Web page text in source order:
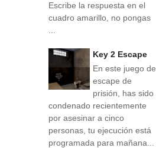
Escribe la respuesta en el
cuadro amarillo, no pongas
...
Key 2 Escape
En este juego de
escape de
prisión, has sido
condenado recientemente
por asesinar a cinco
personas, tu ejecución está
programada para mañana...